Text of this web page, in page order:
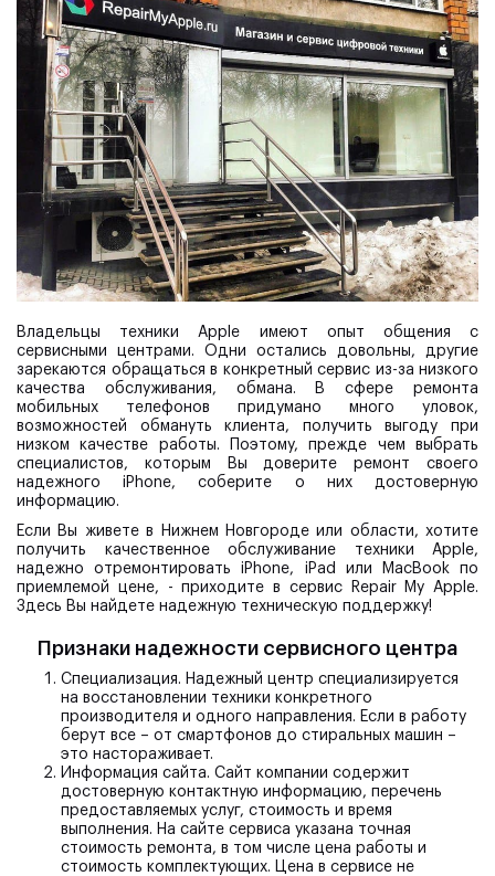
Владельцы техники Apple имеют опыт общения с
сервисными центрами. Одни остались довольны, другие
зарекаются обращаться в конкретный сервис из-за низкого
качества обслуживания, обмана. В сфере ремонта
мобильных телефонов придумано много уловок,
возможностей обмануть клиента, получить выгоду при
низком качестве работы. Поэтому, прежде чем выбрать
специалистов, которым Вы доверите ремонт своего
надежного iPhone, соберите о них достоверную
информацию.
Если Вы живете в Нижнем Новгороде или области, хотите
получить качественное обслуживание техники Apple,
надежно отремонтировать iPhone, iPad или MacBook по
приемлемой цене, - приходите в сервис Repair My Apple.
Здесь Вы найдете надежную техническую поддержку!
Признаки надежности сервисного центра
Специализация. Надежный центр специализируется
на восстановлении техники конкретного
производителя и одного направления. Если в работу
берут все – от смартфонов до стиральных машин –
это настораживает.
Информация сайта. Сайт компании содержит
достоверную контактную информацию, перечень
предоставляемых услуг, стоимость и время
выполнения. На сайте сервиса указана точная
стоимость ремонта, в том числе цена работы и
стоимость комплектующих. Цена в сервисе не